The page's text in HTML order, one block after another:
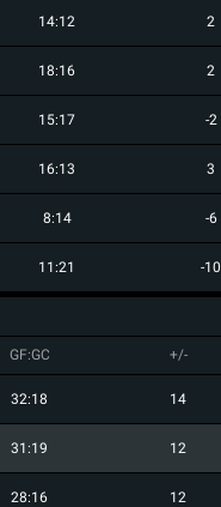
14:12 2
18:16 2
15:17 -2
16:13 3
8:14 -6
11:21 -10
GF:GC +/-
32:18 14
31:19 12
28:16 12